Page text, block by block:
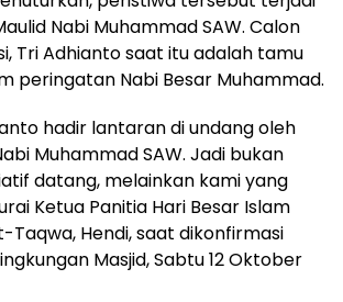
Nabi Muhammad SAW. Calon
Tri Adhianto saat itu adalah tamu
peringatan Nabi Besar Muhammad.
hadir lantaran di undang oleh
Muhammad SAW. Jadi bukan
datang, melainkan kami yang
Ketua Panitia Hari Besar Islam
Taqwa, Hendi, saat dikonfirmasi
Masjid, Sabtu 12 Oktober